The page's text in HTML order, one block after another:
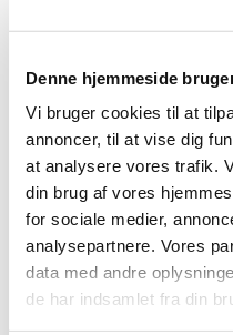
Denne hjemmeside
Vi bruger cookies til at
annoncer, til at vise dig
at analysere vores trafik.
din brug af vores
for sociale medier,
analysepartnere. Vores
data med andre
de har indsamlet fra din